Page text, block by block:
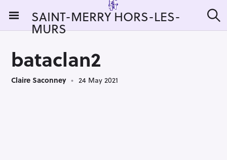
i
SAINT-MERRY HORS-LES-
MURS e
bataclan2
Claire Saconney 24 May 2021